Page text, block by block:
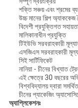
শক্তি সঞ্চয় এবং শ্রমের
উচ্চ মানের শিল্প অ্যাককেজ
বিদেশী প্রযুক্তিগত
মালিকানাধীন প্রযুক্তি
টিইউভি সরবরাহকারী
এসজিএস সরবরাহকারী
সিই সার্টিফিকেট
নানিয়া - চীনের বিখ্যাত
এই ক্ষেত্রে 30 বছরের
বিশ্ববিদ্যালয় দ্বারা
চীনের প্যাকেজিং
অ্যাপ্লিকেশনঃ